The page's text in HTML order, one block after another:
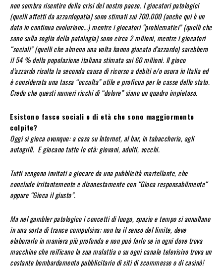
non sembra risentire della crisi del nostro paese. I giocatori patologici
(quelli affetti da azzardopatia) sono stimati sui 700.000 (anche qui è un
dato in continua evoluzione…) mentre i giocatori “problematici” (quelli che
sono sulla soglia della patologia) sono circa 2 milioni, mentre i giocatori
“sociali” (quelli che almeno una volta hanno giocato d’azzardo) sarebbero
il 54 % della popolazione italiana stimata sui 60 milioni. Il gioco
d’azzardo risulta la seconda causa di ricorso a debiti e/o usura in Italia ed
è considerata una tassa “occulta” utile e proficua per le casse dello stato.
Credo che questi numeri ricchi di “dolore” siano un quadro impietoso.
Esistono fasce sociali e di età che sono maggiormente
colpite?
Oggi si gioca ovunque: a casa su Internet, al bar, in tabaccheria, agli
autogrill. E giocano tutte le età: giovani, adulti, vecchi.
Tutti vengono invitati a giocare da una pubblicità martellante, che
conclude irritantemente e disonestamente con “Gioca responsabilmente“
oppure “Gioca il giusto”.
Ma nel gambler patologico i concetti di luogo, spazio e tempo si annullano
in una sorta di trance compulsiva; non ha il senso del limite, deve
elaborarlo in maniera più profonda e non può farlo se in ogni dove trova
macchine che reificano la sua malattia o su ogni canale televisivo trova un
costante bombardamento pubblicitario di siti di scommesse o di casinò!